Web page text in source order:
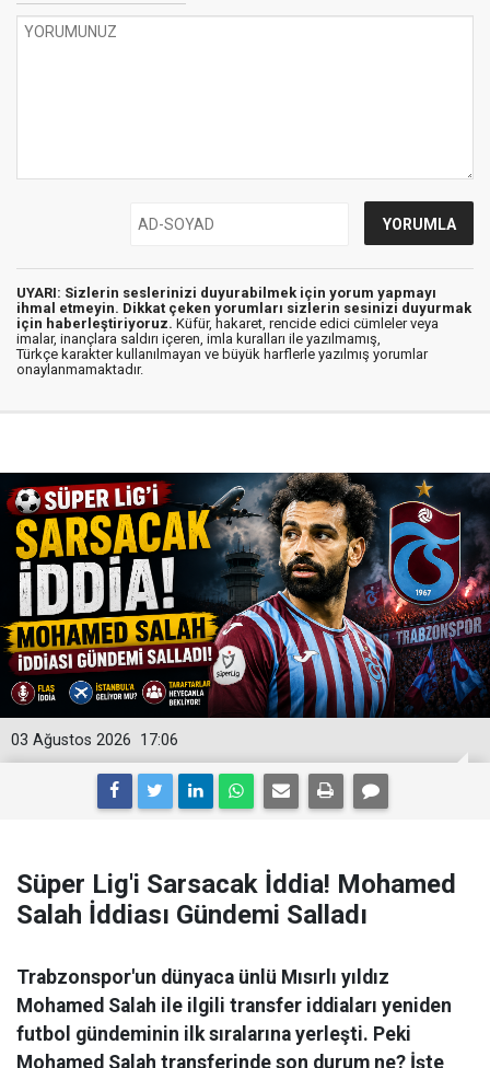
UYARI: Sizlerin seslerinizi duyurabilmek için yorum yapmayı
ihmal etmeyin. Dikkat çeken yorumları sizlerin sesinizi duyurmak
için haberleştiriyoruz. Küfür, hakaret, rencide edici cümleler veya
imalar, inançlara saldırı içeren, imla kuralları ile yazılmamış,
Türkçe karakter kullanılmayan ve büyük harflerle yazılmış yorumlar
onaylanmamaktadır.
17:06
03 Ağustos 2026
Süper Lig'i Sarsacak İddia! Mohamed
Salah İddiası Gündemi Salladı
Trabzonspor'un dünyaca ünlü Mısırlı yıldız
Mohamed Salah ile ilgili transfer iddiaları yeniden
futbol gündeminin ilk sıralarına yerleşti. Peki
Mohamed Salah transferinde son durum ne? İşte